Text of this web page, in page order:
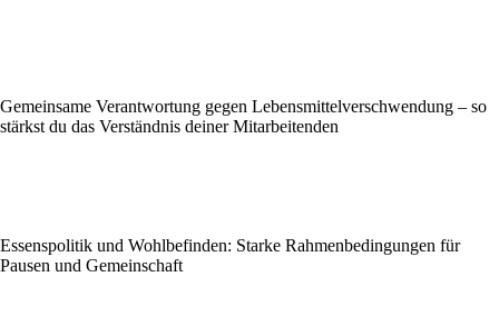
Gemeinsame Verantwortung gegen Lebensmittelverschwendung – so
stärkst du das Verständnis deiner Mitarbeitenden
Essenspolitik und Wohlbefinden: Starke Rahmenbedingungen für
Pausen und Gemeinschaft